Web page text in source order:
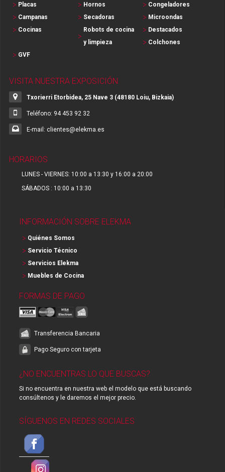
Placas
Hornos
Congeladores
Campanas
Secadoras
Microondas
Cocinas
Robots de cocina
y limpieza
Destacados
Colchones
GVF
VISITA NUESTRA EXPOSICIÓN
Txorierri Etorbidea, 25 Nave 3 (48180 Loiu, Bizkaia)
Teléfono: 94 453 92 32
E-mail: clientes@elekma.es
HORARIOS
LUNES - VIERNES: 10:00 a 13:30 y 16:00 a 20:00
SÁBADOS : 10:00 a 13:30
INFORMACIÓN SOBRE ELEKMA
Quiénes Somos
Servicio Técnico
Servicios Elekma
Muebles de Cocina
FORMAS DE PAGO
Transferencia Bancaria
Pago Seguro con tarjeta
¿NO ENCUENTRAS LO QUE BUSCAS?
Si no encuentra en nuestra web el modelo que está buscando
consúltenos y le daremos el mejor precio.
SÍGUENOS EN REDES SOCIALES